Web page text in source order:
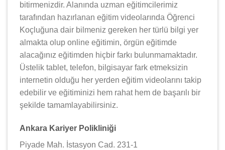
bitirmenizdir. Alanında uzman eğitimcilerimiz
tarafından hazırlanan eğitim videolarında Öğrenci
Koçluğuna dair bilmeniz gereken her türlü bilgi yer
almakta olup online eğitimin, örgün eğitimde
alacağınız eğitimden hiçbir farkı bulunmamaktadır.
Üstelik tablet, telefon, bilgisayar fark etmeksizin
internetin olduğu her yerden eğitim videolarını takip
edebilir ve eğitiminizi hem rahat hem de başarılı bir
şekilde tamamlayabilirsiniz.
Ankara Kariyer Polikliniği
Piyade Mah. İstasyon Cad. 231-1